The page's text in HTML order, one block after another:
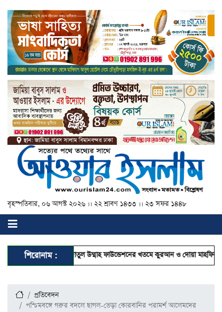
বৃহস্পতিবার, ০৬ আগস্ট ২০২৬ ।। ২২ শ্রাবণ ১৪৩৩ ।। ২৩ সফর ১৪৪৮
শিরোনাম :
দিবসে ইফাদাতুল উম্মাহ ফাউন্ডেশনের খতমে কুরআন ও দোয়া মাহফিল
প্রতিবেদন
পশ্চিমবঙ্গে গরুর বদলে ছাগল-ভেড়া কোরবানির পরামর্শ আলেমদের